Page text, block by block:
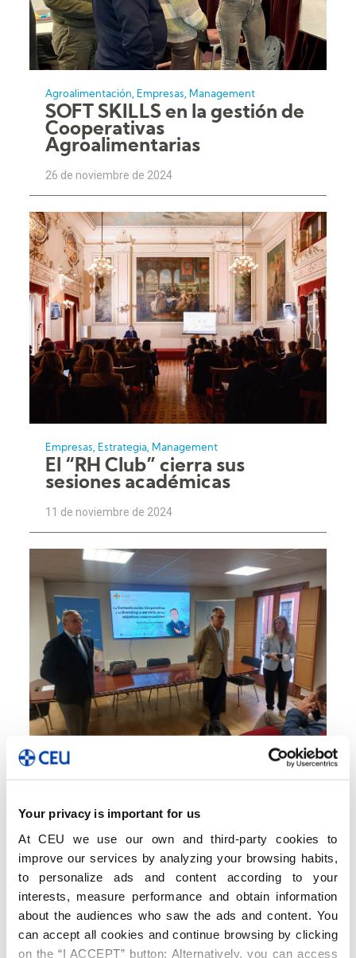
Your privacy is important for us
At CEU we use our own and third-party cookies to
improve our services by analyzing your browsing habits,
to personalize ads and content according to your
interests, measure performance and obtain information
about the audiences who saw the ads and content. You
can accept all cookies and continue browsing by clicking
on the “I ACCEPT” button; Alternatively, you can access
Agroalimentación Empresas Management
SOFT SKILLS en la gestión de
Cooperativas
Agroalimentarias
26 de noviembre de 2024
Empresas Estrategia, Management
El “RH Club” cierra sus
sesiones académicas
11 de noviembre de 2024
“Comunicación Corporativa y
Branding al Servicio de los
Objetivos Empresariales”,
organizada por Escuela de
Negocios CEU CyL y Vametal
28 de octubre de 2024